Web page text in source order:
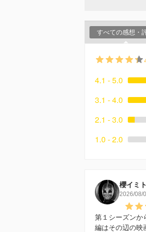
すべての感想・
4.1 - 5.0
3.1 - 4.0
2.1 - 3.0
1.0 - 2.0
櫻イミ
2026/08/
第１シーズンか
編はその辺の映